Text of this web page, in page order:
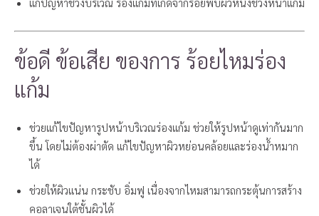
แก้ปัญหาช่วงบริเวณ ร่องแก้มที่เกิดจากรอยพับผิวหนังช่วงหน้าแก้ม
ข้อดี ข้อเสีย ของการ ร้อยไหมร่อง
แก้ม
ช่วยแก้ไขปัญหารูปหน้าบริเวณร่องแก้ม ช่วยให้รูปหน้าดูเท่ากันมาก
ขึ้น โดยไม่ต้องผ่าตัด แก้ไขปัญหาผิวหย่อนคล้อยและร่องน้ำหมาก
ได้
ช่วยให้ผิวแน่น กระชับ อิ่มฟู เนื่องจากไหมสามารถกระตุ้นการสร้าง
คอลาเจนใต้ชั้นผิวได้